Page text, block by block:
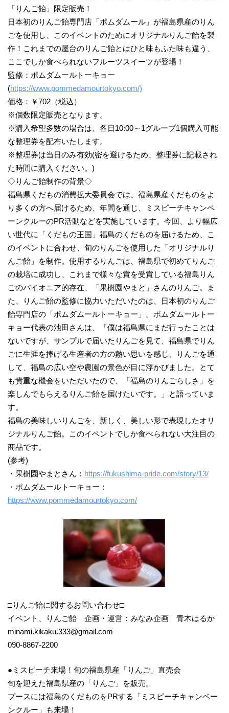
「りんご飴」限定販売！
日本初のりんご飴専門店「ポムダムール」が福島県産のりん
ごを使用し、このイベントのためにオリジナルりんご飴を製
作！これまでの屋台のりんご飴とはひと味もふた味も違う、
ここでしか食べられないフルーツスイーツが登場！
監修：ポムダムールトーキョー
(https://www.pommedamourtokyo.com/)
価格：￥702（税込）
※個数限定販売となります。
※購入希望多数の場合は、各日10:00～1グループ1個購入可能
な整理券を配布いたします。
※整理券は当日のみ有効(密を避けるため、整理券に記載され
た時間に購入ください。)
◇りんご飴制作の背景◇
福島県くだもの消費拡大委員会では、福島県産くだものをよ
り多くの方へ届けるため、年間を通じ、ミスピーチキャンペ
ーンクルーのPR活動などを実施しています。今回、より幅広
い世代に「くだもの王国」福島のくだものを届けるため、こ
のイベントに合わせ、旬のりんごを使用した「オリジナルり
んご飴」を制作。使用するりんごは、福島県で初めてりんご
の栽培に成功し、これまで様々な賞を受賞している福島りん
ごのパイオニア的存在、「果樹園やまと」さんのりんご。ま
た、りんご飴の監修に協力いただいたのは、日本初のりんご
飴専門店の「ポムダムールトーキョー」。ポムダムールトー
キョー代表の池田さんは、「僕は福島県にまだ行ったことは
ないですが、サンプルで届いたりんごを見て、福島県でりん
ごに生涯を捧げる生産者の方の熱い思いを感じ、りんごを通
して、福島の広い空や農園の景色が目に浮かびました。とて
も貴重な機会をいただいたので、「福島のりんごらしさ」を
楽しんでもらえるりんご飴を届けたいです。」と語っていま
す。
福島の美味しいりんごを、新しく、美しい形で表現したオリ
ジナルりんご飴。このイベントでしか食べられない大注目の
商品です。
(参考)
・果樹園やまとさん： https://fukushima-pride.com/story/13/
・ポムダムールトーキョー：
https://www.pommedamourtokyo.com/
□りんご飴に関するお問い合わせ□
イベント、りんご飴 企画・運営：みなみ企画 青木はるか
minami.kikaku.333@gmail.com
090-8867-2200
●ミスピーチ来場！旬の福島県産「りんご」直売会
旬を迎えた福島県産の「りんご」を販売。
ブースには福島のくだものをPRする「ミスピーチキャンペー
ンクルー」も来場！